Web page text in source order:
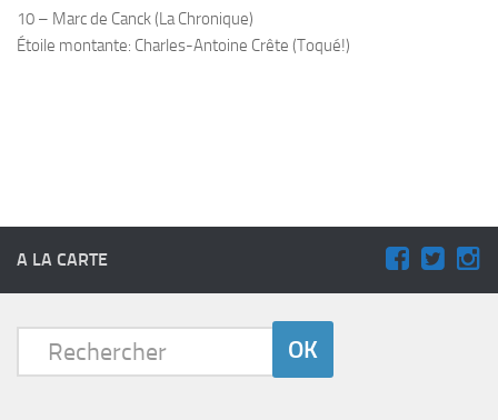
10 – Marc de Canck (La Chronique)
Étoile montante: Charles-Antoine Crête (Toqué!)
A LA CARTE